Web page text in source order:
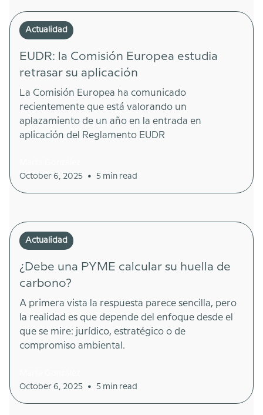
Actualidad
EUDR: la Comisión Europea estudia
retrasar su aplicación
La Comisión Europea ha comunicado
recientemente que está valorando un
aplazamiento de un año en la entrada en
aplicación del Reglamento EUDR
October 6, 2025
• 5 min read
Actualidad
¿Debe una PYME calcular su huella de
carbono?
A primera vista la respuesta parece sencilla, pero
la realidad es que depende del enfoque desde el
que se mire: jurídico, estratégico o de
compromiso ambiental.
October 6, 2025
• 5 min read